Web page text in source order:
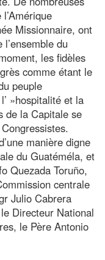
Missionnaire, ont
du
les fidèles
comme étant le
peuple
»hospitalité et la
de la Capitale se
manière digne
du Guatéméla, et
Quezada Toruño,
centrale
Julio Cabrera
Directeur National
le Père Antonio